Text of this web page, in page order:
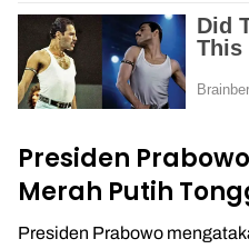
Presiden
Merah Putih
Presiden Prabowo